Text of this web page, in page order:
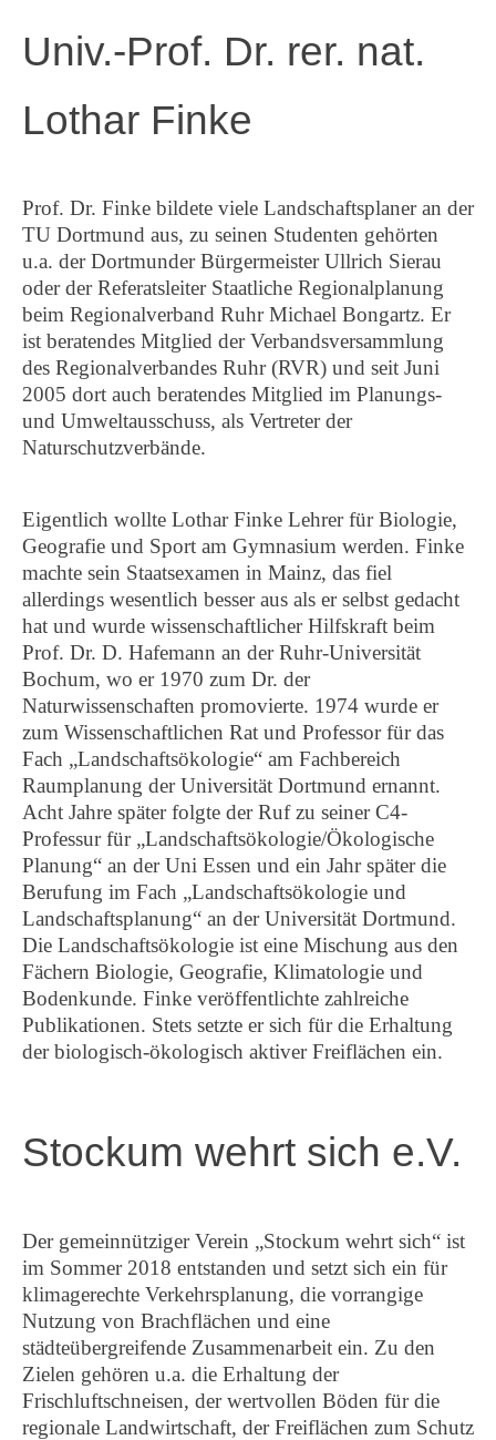
Univ.-Prof. Dr. rer. nat.
Lothar Finke
Prof. Dr. Finke bildete viele Landschaftsplaner an der
TU Dortmund aus, zu seinen Studenten gehörten
u.a. der Dortmunder Bürgermeister Ullrich Sierau
oder der Referatsleiter Staatliche Regionalplanung
beim Regionalverband Ruhr Michael Bongartz. Er
ist beratendes Mitglied der Verbandsversammlung
des Regionalverbandes Ruhr (RVR) und seit Juni
2005 dort auch beratendes Mitglied im Planungs-
und Umweltausschuss, als Vertreter der
Naturschutzverbände.
Eigentlich wollte Lothar Finke Lehrer für Biologie,
Geografie und Sport am Gymnasium werden. Finke
machte sein Staatsexamen in Mainz, das fiel
allerdings wesentlich besser aus als er selbst gedacht
hat und wurde wissenschaftlicher Hilfskraft beim
Prof. Dr. D. Hafemann an der Ruhr-Universität
Bochum, wo er 1970 zum Dr. der
Naturwissenschaften promovierte. 1974 wurde er
zum Wissenschaftlichen Rat und Professor für das
Fach „Landschaftsökologie“ am Fachbereich
Raumplanung der Universität Dortmund ernannt.
Acht Jahre später folgte der Ruf zu seiner C4-
Professur für „Landschaftsökologie/Ökologische
Planung“ an der Uni Essen und ein Jahr später die
Berufung im Fach „Landschaftsökologie und
Landschaftsplanung“ an der Universität Dortmund.
Die Landschaftsökologie ist eine Mischung aus den
Fächern Biologie, Geografie, Klimatologie und
Bodenkunde. Finke veröffentlichte zahlreiche
Publikationen. Stets setzte er sich für die Erhaltung
der biologisch-ökologisch aktiver Freiflächen ein.
Stockum wehrt sich e.V.
Der gemeinnütziger Verein „Stockum wehrt sich“ ist
im Sommer 2018 entstanden und setzt sich ein für
klimagerechte Verkehrsplanung, die vorrangige
Nutzung von Brachflächen und eine
städteübergreifende Zusammenarbeit ein. Zu den
Zielen gehören u.a. die Erhaltung der
Frischluftschneisen, der wertvollen Böden für die
regionale Landwirtschaft, der Freiflächen zum Schutz